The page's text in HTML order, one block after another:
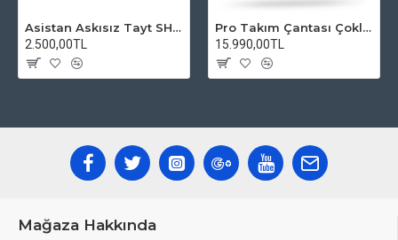
Asistan Askısız Tayt SH20 Pedli Siyah
2.500,00TL
Pro Takım Çantası Çoklu Tamir Seti
15.990,00TL
Mağaza Hakkında